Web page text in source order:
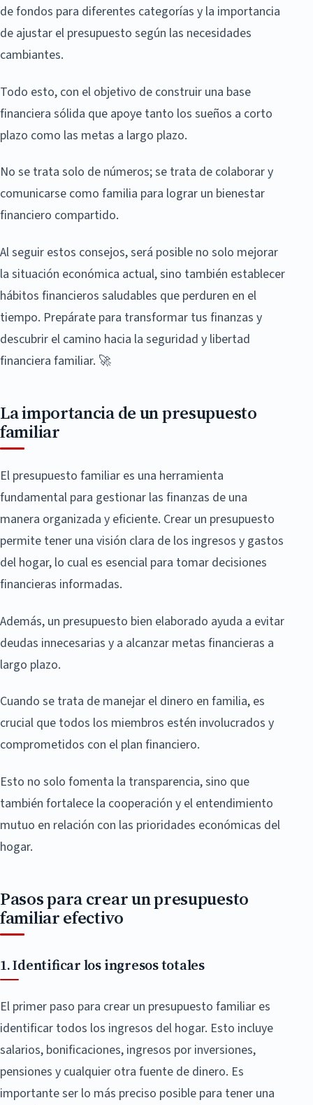
de fondos para diferentes categorías y la importancia
de ajustar el presupuesto según las necesidades
cambiantes.
Todo esto, con el objetivo de construir una base
financiera sólida que apoye tanto los sueños a corto
plazo como las metas a largo plazo.
No se trata solo de números; se trata de colaborar y
comunicarse como familia para lograr un bienestar
financiero compartido.
Al seguir estos consejos, será posible no solo mejorar
la situación económica actual, sino también establecer
hábitos financieros saludables que perduren en el
tiempo. Prepárate para transformar tus finanzas y
descubrir el camino hacia la seguridad y libertad
financiera familiar. 🚀
La importancia de un presupuesto
familiar
El presupuesto familiar es una herramienta
fundamental para gestionar las finanzas de una
manera organizada y eficiente. Crear un presupuesto
permite tener una visión clara de los ingresos y gastos
del hogar, lo cual es esencial para tomar decisiones
financieras informadas.
Además, un presupuesto bien elaborado ayuda a evitar
deudas innecesarias y a alcanzar metas financieras a
largo plazo.
Cuando se trata de manejar el dinero en familia, es
crucial que todos los miembros estén involucrados y
comprometidos con el plan financiero.
Esto no solo fomenta la transparencia, sino que
también fortalece la cooperación y el entendimiento
mutuo en relación con las prioridades económicas del
hogar.
Pasos para crear un presupuesto
familiar efectivo
1. Identificar los ingresos totales
El primer paso para crear un presupuesto familiar es
identificar todos los ingresos del hogar. Esto incluye
salarios, bonificaciones, ingresos por inversiones,
pensiones y cualquier otra fuente de dinero. Es
importante ser lo más preciso posible para tener una